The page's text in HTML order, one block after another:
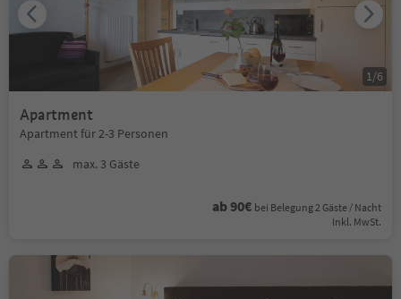
Apartment
Apartment für 2-3 Personen
max. 3 Gäste
ab 90€ bei Belegung 2 Gäste / Nacht
Inkl. MwSt.
1 /6